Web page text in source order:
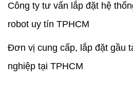
Công ty tư vấn lắp đặt hệ
robot uy tín TPHCM
Đơn vị cung cấp, lắp đặt gầu
nghiệp tại TPHCM